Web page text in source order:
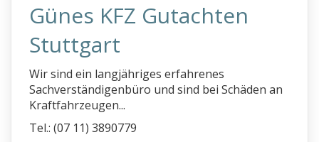
Günes KFZ Gutachten
Stuttgart
Wir sind ein langjähriges erfahrenes
Sachverständigenbüro und sind bei Schäden an
Kraftfahrzeugen...
Tel.: (07 11) 3890779